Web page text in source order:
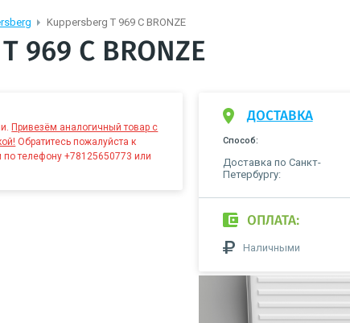
Kuppersberg T 969 C BRONZE
C BRONZE
Привезём аналогичный товар с
Обратитесь пожалуйста к
телефону +78125650773 или
ДОСТАВКА
Способ:
Доставка по Санкт-
Петербургу:
ОПЛАТА:
Наличными